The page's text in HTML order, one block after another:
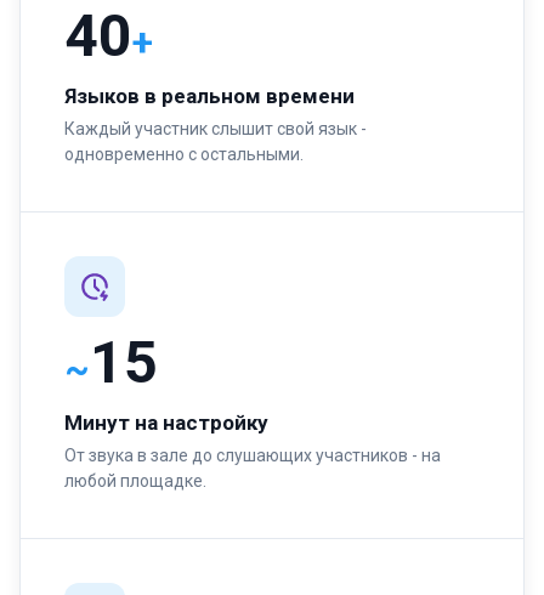
40+
Языков в реальном времени
Каждый участник слышит свой язык -
одновременно с остальными.
~15
Минут на настройку
От звука в зале до слушающих участников - на
любой площадке.